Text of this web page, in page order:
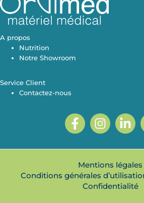
A propos
Nutrition
Notre Showroom
Service Client
Contactez-nous
Mentions légales
Conditions générales
Confidentialité